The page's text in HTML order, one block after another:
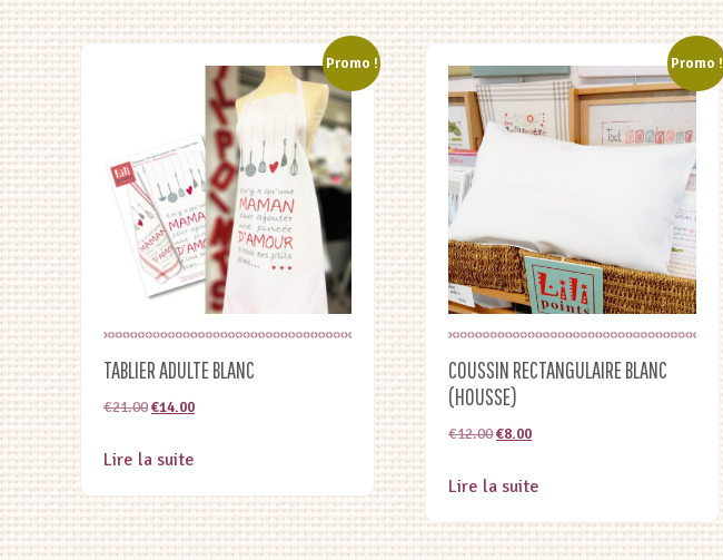
Promo !
TABLIER ADULTE BLANC
€21.00Le
initial
€21.00.
€14.00Le
€14.00.
Lire la suite
Promo !
COUSSIN RECTANGULAIRE BLANC
(HOUSSE)
€12.00Le
initial
€12.00.
€8.00Le
actuel
€8.00.
Lire la suite